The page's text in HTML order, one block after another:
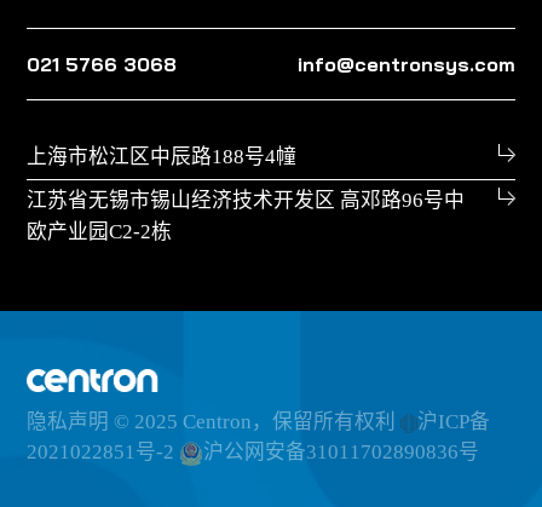
021 5766 3068 info@centronsys.com
上海市松江区中辰路188号4幢
江苏省无锡市锡山经济技术开发区 高邓路96号中
欧产业园C2-2栋
隐私声明 © 2025 Centron，保留所有权利
沪ICP备
2021022851号-2
沪公网安备31011702890836号